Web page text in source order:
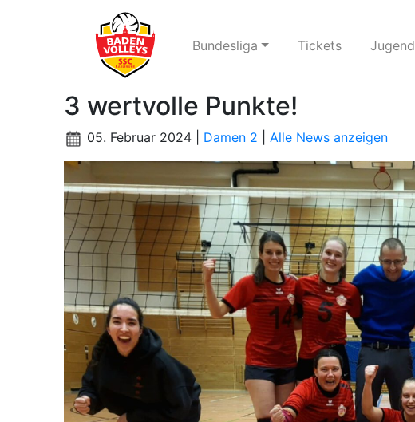
Bundesliga Tickets Jugend
3 wertvolle Punkte!
05. Februar 2024 | Damen 2 Alle News anzeigen